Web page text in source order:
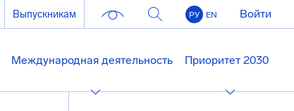
Выпускникам РУ EN Войти
Международная деятельность Приоритет 2030